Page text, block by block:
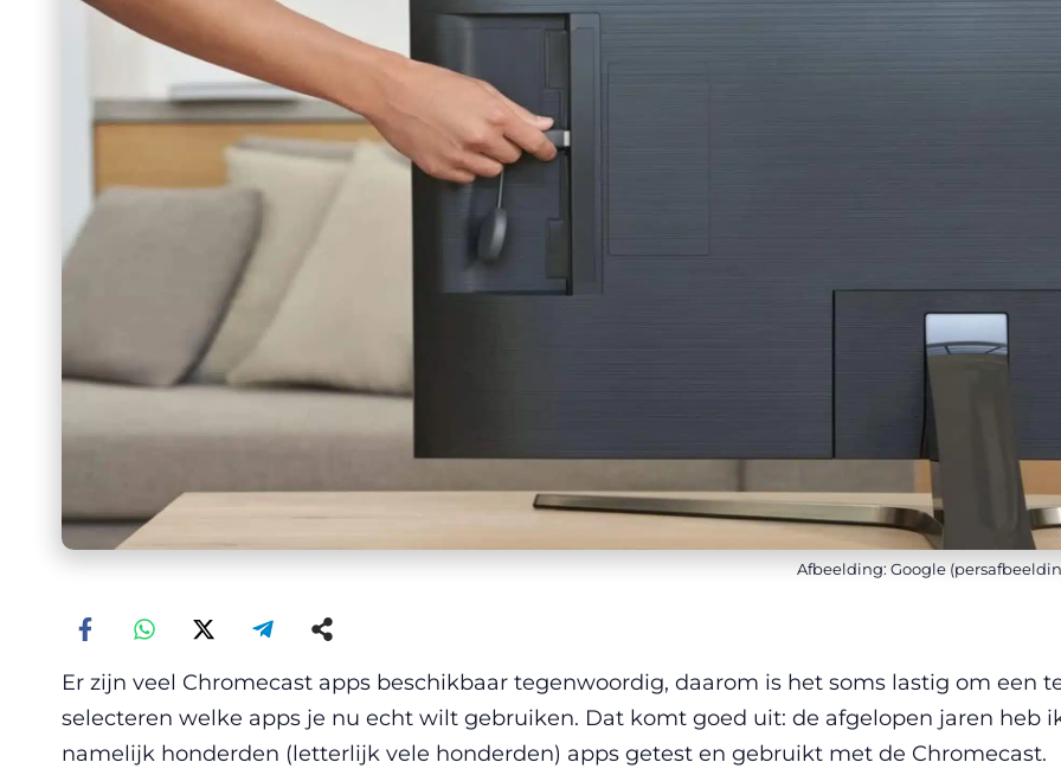
Afbeelding: Google
Er zijn veel Chromecast apps beschikbaar tegenwoordig, daarom is het soms lastig om een
selecteren welke apps je nu echt wilt gebruiken. Dat komt goed uit: de afgelopen jaren heb
namelijk honderden (letterlijk vele honderden) apps getest en gebruikt met de Chromecast.